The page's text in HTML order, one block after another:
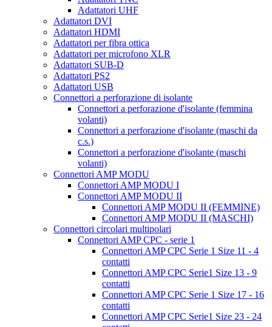
Adattatori UHF
Adattatori DVI
Adattatori HDMI
Adattatori per fibra ottica
Adattatori per microfono XLR
Adattatori SUB-D
Adattatori PS2
Adattatori USB
Connettori a perforazione di isolante
Connettori a perforazione d'isolante (femmina
volanti)
Connettori a perforazione d'isolante (maschi da
c.s.)
Connettori a perforazione d'isolante (maschi
volanti)
Connettori AMP MODU
Connettori AMP MODU I
Connettori AMP MODU II
Connettori AMP MODU II (FEMMINE)
Connettori AMP MODU II (MASCHI)
Connettori circolari multipolari
Connettori AMP CPC - serie 1
Connettori AMP CPC Serie 1 Size 11 - 4
contatti
Connettori AMP CPC Serie1 Size 13 - 9
contatti
Connettori AMP CPC Serie 1 Size 17 - 16
contatti
Connettori AMP CPC Serie1 Size 23 - 24